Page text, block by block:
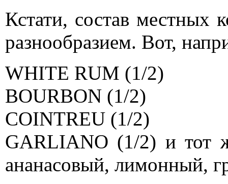
Кстати, состав местных
разнообразием. Вот,
WHITE RUM (1/2)
BOURBON (1/2)
COINTREU (1/2)
GARLIANO (1/2) и тот
ананасовый, лимонный,